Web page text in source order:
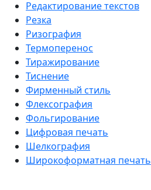
Редактирование текстов
Резка
Ризография
Термоперенос
Тиражирование
Тиснение
Фирменный стиль
Флексография
Фольгирование
Цифровая печать
Шелкография
Широкоформатная печать